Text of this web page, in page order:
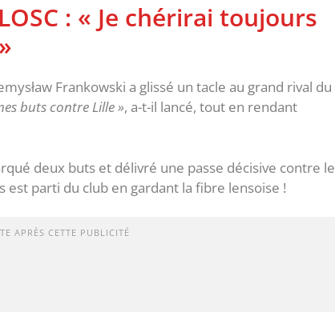
: « Je chérirai toujours
Frankowski a glissé un tacle au grand rival du
buts contre Lille », a-t-il lancé, tout en rendant
deux buts et délivré une passe décisive contre le
est parti du club en gardant la fibre lensoise !
APRÈS CETTE PUBLICITÉ